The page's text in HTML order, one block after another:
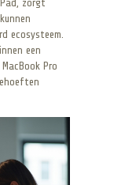
zorgt
ecosysteem.
een
Pro